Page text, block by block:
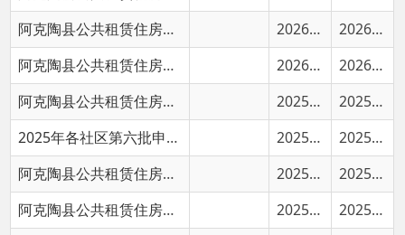
阿克陶县公共租赁住房申请人员名单公示
2026-03-16
2026-03-16
阿克陶县公共租赁住房第七批申请人员名单公示
2025-11-07
2025-11-07
2025年各社区第六批申请公共租赁住房人员名单
2025-09-25
2025-09-25
阿克陶县公共租赁住房申请人员名单公示
阿克陶县公共租赁住房申请人员名单公示 2025-07-21 2025-07-21
阿克陶县公共租赁住房申请人员名单公示 2025-06-25 2025-06-26
阿克陶县108套公租房精准“落户” 2025-04-25